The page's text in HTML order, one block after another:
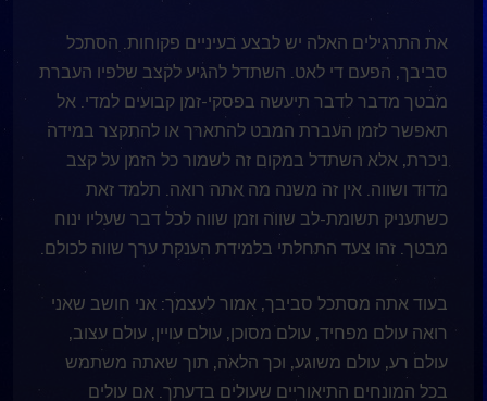
את התרגילים האלה יש לבצע בעיניים פקוחות. הסתכל
סביבך, הפעם די לאט. השתדל להגיע לקצב שלפיו העברת
מבטך מדבר לדבר תיעשה בפסקי-זמן קבועים למדי. אל
תאפשר לזמן העברת המבט להתארך או להתקצר במידה
ניכרת, אלא השתדל במקום זה לשמור כל הזמן על קצב
מדוד ושווה. אין זה משנה מה אתה רואה. תלמד זאת
כשתעניק תשומת-לב שווה וזמן שווה לכל דבר שעליו ינוח
מבטך. זהו צעד התחלתי בלמידת הענקת ערך שווה לכולם.
בעוד אתה מסתכל סביבך, אמור לעצמך: אני חושב שאני
רואה עולם מפחיד, עולם מסוכן, עולם עויין, עולם עצוב,
עולם רע, עולם משוגע, וכך הלאה, תוך שאתה משתמש
בכל המונחים התיאוריים שעולים בדעתך. אם עולים